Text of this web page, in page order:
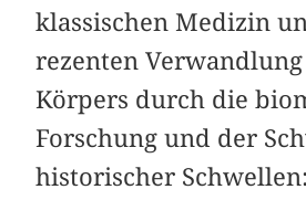
klassischen Medizin
rezenten
Körpers durch die
Forschung und der
historischer